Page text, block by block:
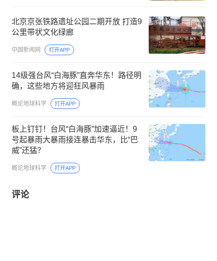
北京京张铁路遗址公园二期开放 打造9
公里带状文化绿廊
中国新闻网 打开APP
14级强台风“白海豚”直奔华东！路径明
确，这些地方将迎狂风暴雨
概论地球科学 打开APP
板上钉钉！台风“白海豚”加速逼近！9
号起暴雨大暴雨接连暴击华东，比“巴
威”还猛？
概论地球科学 打开APP
评论